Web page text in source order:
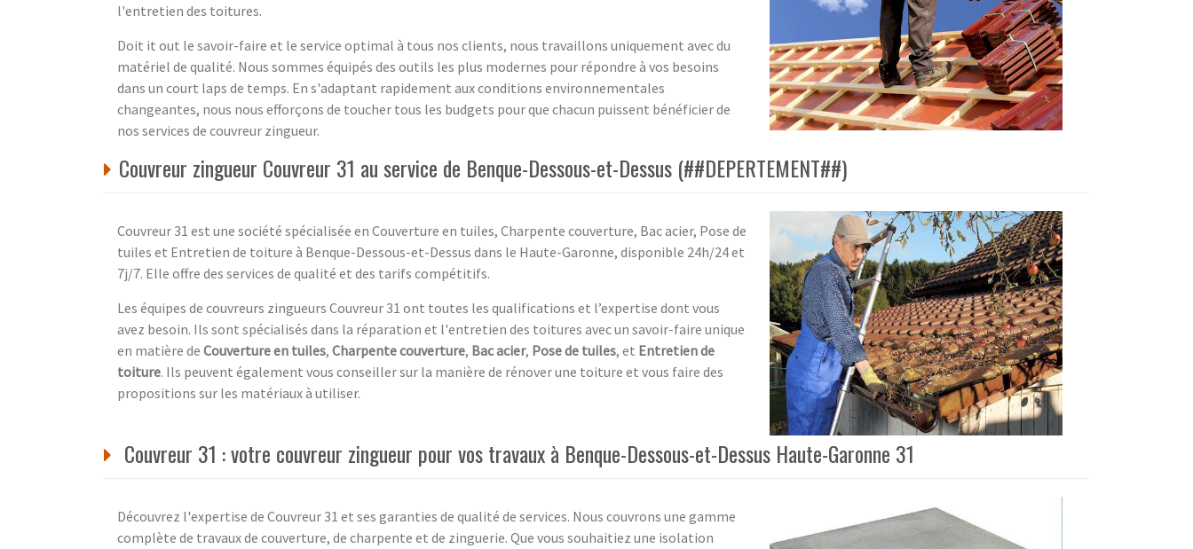
l'entretien des toitures.
Doit it out le savoir-faire et le service optimal à tous nos clients, nous travaillons uniquement avec du
matériel de qualité. Nous sommes équipés des outils les plus modernes pour répondre à vos besoins
dans un court laps de temps. En s'adaptant rapidement aux conditions environnementales
changeantes, nous nous efforçons de toucher tous les budgets pour que chacun puissent bénéficier de
nos services de couvreur zingueur.
Couvreur zingueur Couvreur 31 au service de Benque-Dessous-et-Dessus (##DEPERTEMENT##)
Couvreur 31 est une société spécialisée en Couverture en tuiles, Charpente couverture, Bac acier, Pose de
tuiles et Entretien de toiture à Benque-Dessous-et-Dessus dans le Haute-Garonne, disponible 24h/24 et
7j/7. Elle offre des services de qualité et des tarifs compétitifs.
Les équipes de couvreurs zingueurs Couvreur 31 ont toutes les qualifications et l’expertise dont vous
avez besoin. Ils sont spécialisés dans la réparation et l'entretien des toitures avec un savoir-faire unique
en matière de Couverture en tuiles, Charpente couverture, Bac acier, Pose de tuiles, et Entretien de
toiture. Ils peuvent également vous conseiller sur la manière de rénover une toiture et vous faire des
propositions sur les matériaux à utiliser.
Couvreur 31 : votre couvreur zingueur pour vos travaux à Benque-Dessous-et-Dessus Haute-Garonne 31
Découvrez l'expertise de Couvreur 31 et ses garanties de qualité de services. Nous couvrons une gamme
complète de travaux de couverture, de charpente et de zinguerie. Que vous souhaitiez une isolation